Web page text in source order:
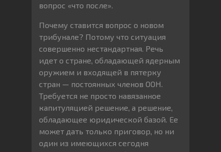
вопрос «что после».
Почему ставится вопрос о новом
трибунале? Потому что ситуация
совершенно нестандартная. Речь
идет о стране, обладающей ядерным
оружием и входящей в пятерку
стран — постоянных членов ООН.
Требуется не просто навязанное
капитуляцией решение, а решение,
обладающее юридической базой. Ее
может дать только приговор, но ни
один из имеющихся сегодня